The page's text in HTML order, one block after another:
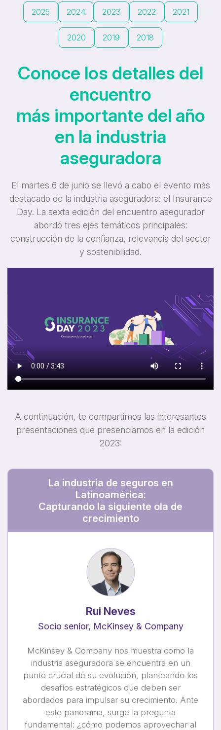
2025 2024 2023 2022 2021
2020 2019 2018
Conoce los detalles del
encuentro
más importante del año
en la industria
aseguradora
El martes 6 de junio se llevó a cabo el evento más
destacado de la industria aseguradora: el Insurance
Day. La sexta edición del encuentro asegurador
abordó tres ejes temáticos principales:
construcción de la confianza, relevancia del sector
y sostenibilidad.
A continuación, te compartimos las interesantes
presentaciones que presenciamos en la edición
2023:
La industria de seguros en
Latinoamérica:
Capturando la siguiente ola de
crecimiento
Rui Neves
Socio senior, McKinsey & Company
McKinsey & Company nos muestra cómo la
industria aseguradora se encuentra en un
punto crucial de su evolución, planteando los
desafíos estratégicos que deben ser
abordados para impulsar su crecimiento. Ante
este panorama, surge la pregunta
fundamental: ¿cómo podemos aprovechar al